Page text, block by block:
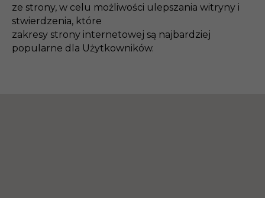
ze strony, w celu możliwości ulepszania witryny i
stwierdzenia, które
zakresy strony internetowej są najbardziej
popularne dla Użytkowników.